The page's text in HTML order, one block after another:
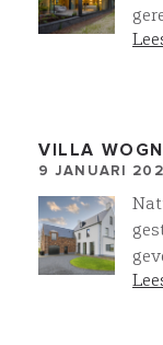
VILLA
9 JANUARI